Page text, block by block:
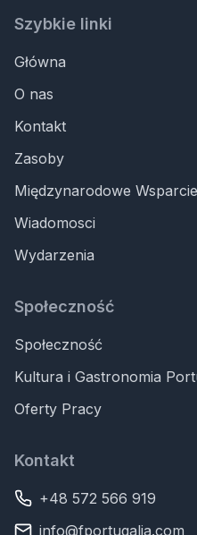
Szybkie linki
Główna
O nas
Kontakt
Zasoby
Międzynarodowe
Wiadomosci
Wydarzenia
Społeczność
Społeczność
Kultura i Gastronomia
Oferty Pracy
Kontakt
+48 572 566 919
info@fportugalia.com